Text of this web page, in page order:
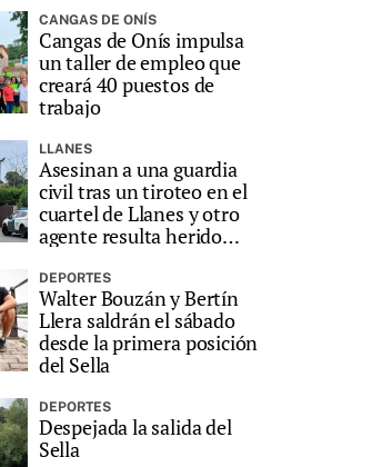
CANGAS DE ONÍS
Cangas de Onís impulsa
un taller de empleo que
creará 40 puestos de
trabajo
LLANES
Asesinan a una guardia
civil tras un tiroteo en el
cuartel de Llanes y otro
agente resulta herido
DEPORTES
Walter Bouzán y Bertín
Llera saldrán el sábado
desde la primera posición
del Sella
DEPORTES
Despejada la salida del
Sella